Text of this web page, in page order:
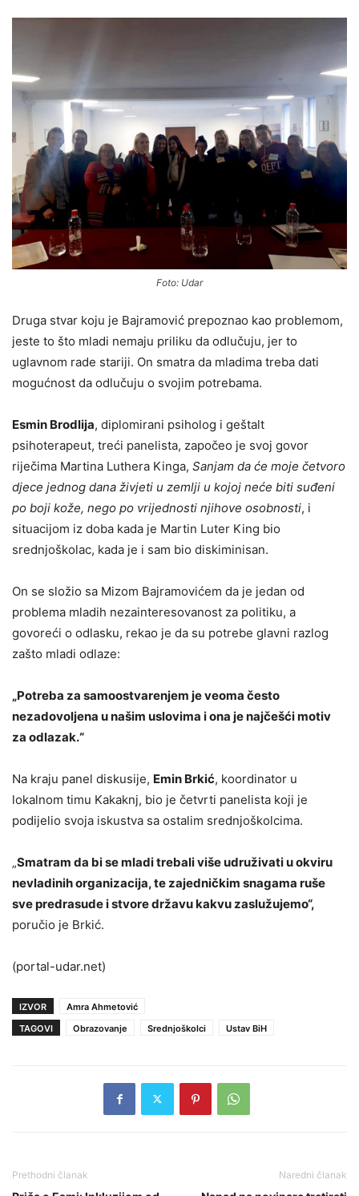
Foto: Udar
Druga stvar koju je Bajramović prepoznao kao problemom,
jeste to što mladi nemaju priliku da odlučuju, jer to
uglavnom rade stariji. On smatra da mladima treba dati
mogućnost da odlučuju o svojim potrebama.
Esmin Brodlija, diplomirani psiholog i geštalt
psihoterapeut, treći panelista, započeo je svoj govor
riječima Martina Luthera Kinga, Sanjam da će moje četvoro
djece jednog dana živjeti u zemlji u kojoj neće biti suđeni
po boji kože, nego po vrijednosti njihove osobnosti, i
situacijom iz doba kada je Martin Luter King bio
srednjoškolac, kada je i sam bio diskiminisan.
On se složio sa Mizom Bajramovićem da je jedan od
problema mladih nezainteresovanost za politiku, a
govoreći o odlasku, rekao je da su potrebe glavni razlog
zašto mladi odlaze:
„Potreba za samoostvarenjem je veoma često
nezadovoljena u našim uslovima i ona je najčešći motiv
za odlazak.“
Na kraju panel diskusije, Emin Brkić, koordinator u
lokalnom timu Kakaknj, bio je četvrti panelista koji je
podijelio svoja iskustva sa ostalim srednjoškolcima.
„Smatram da bi se mladi trebali više udruživati u okviru
nevladinih organizacija, te zajedničkim snagama ruše
sve predrasude i stvore državu kakvu zaslužujemo“,
poručio je Brkić.
(portal-udar.net)
IZVOR
Amra Ahmetović
TAGOVI
Obrazovanje Srednjoškolci Ustav BiH
Prethodni članak Naredni članak